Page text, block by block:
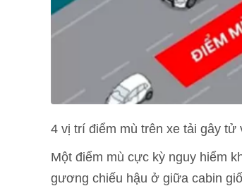
4 vị trí điểm mù trên xe tải gây tử
Một điểm mù cực kỳ nguy hiểm
gương chiếu hậu ở giữa cabin